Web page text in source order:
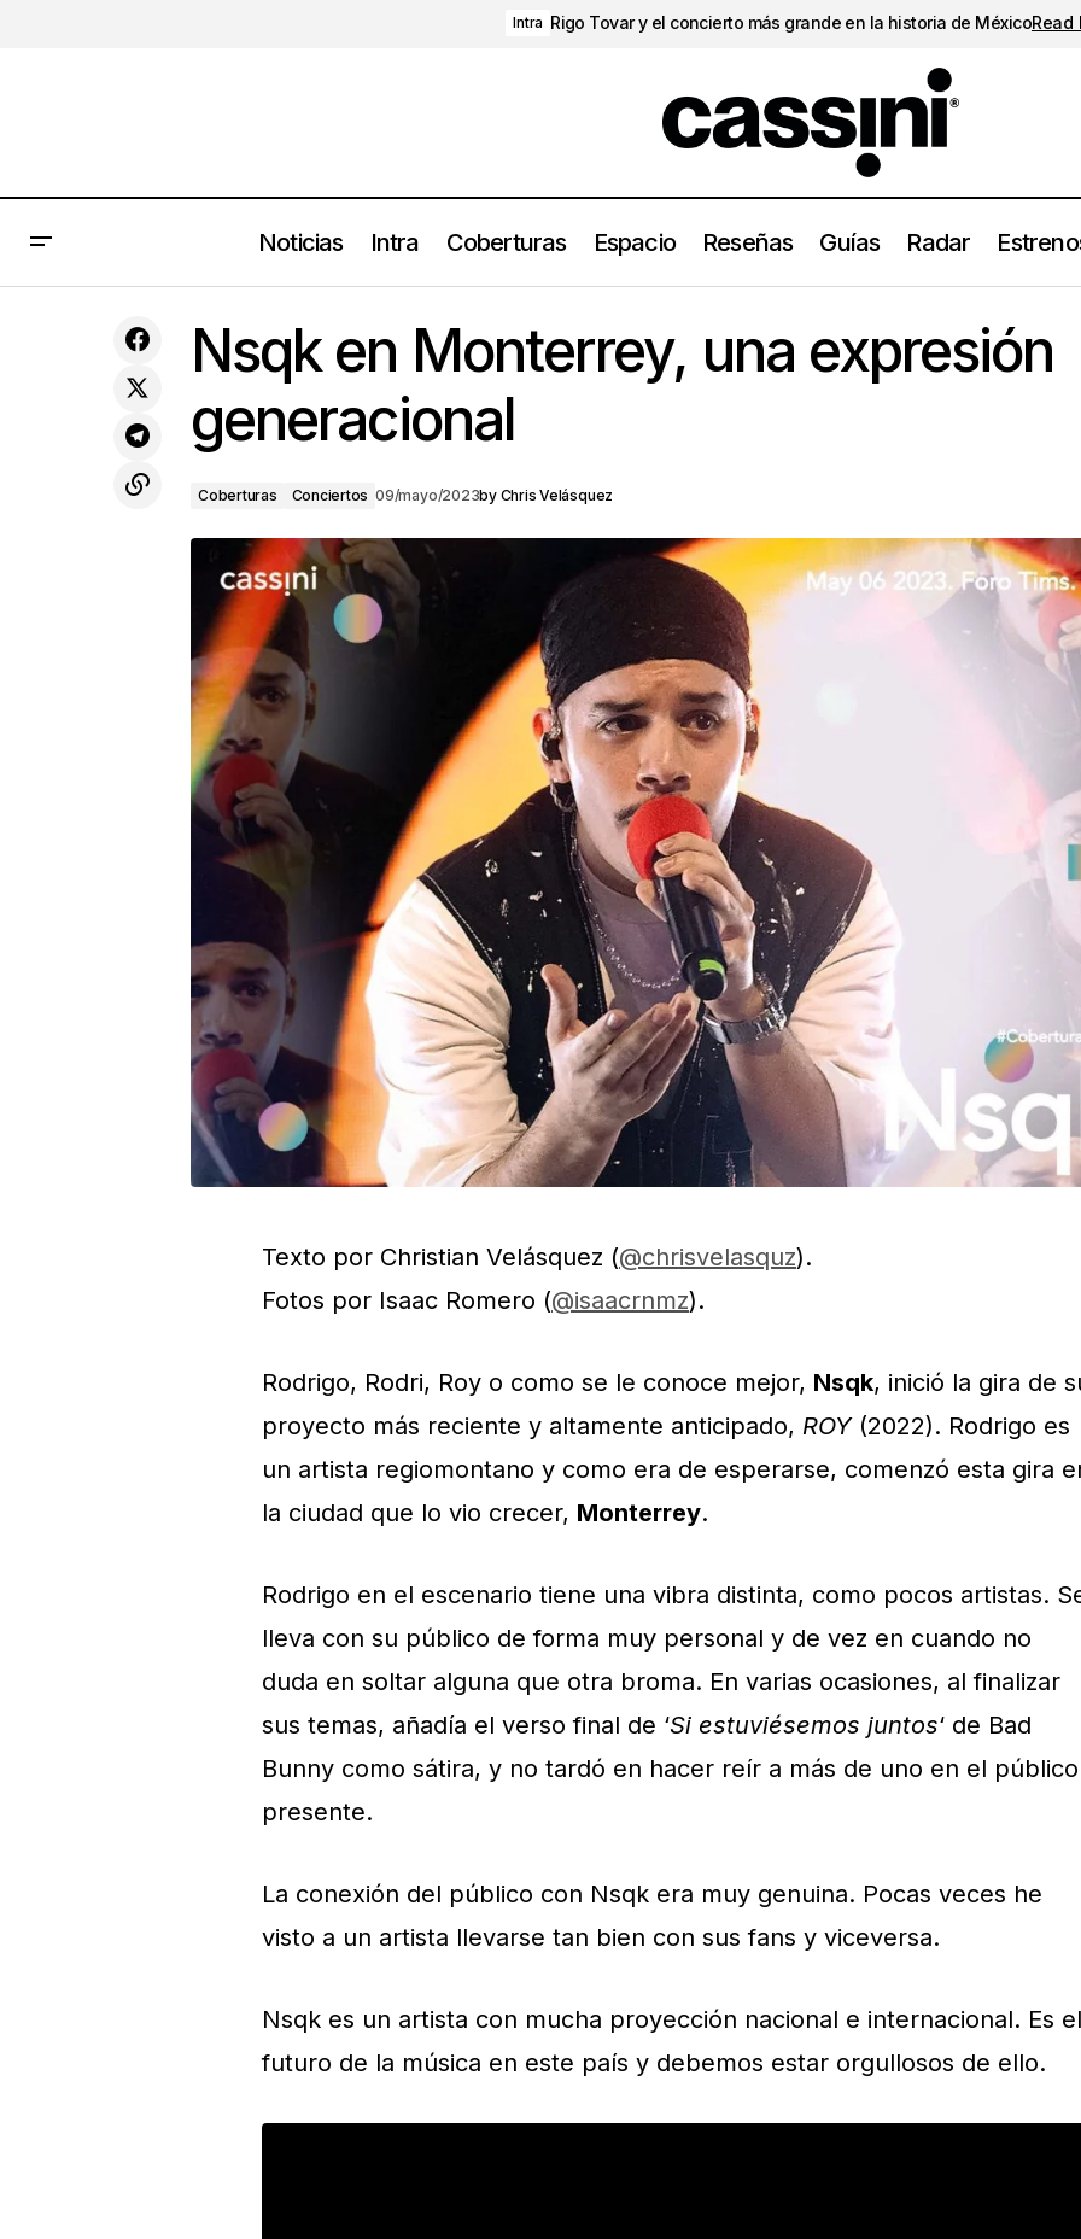
Intra Rigo Tovar y el concierto más grande en la historia de MéxicoRead
Noticias Intra Coberturas Espacio Reseñas Guías Radar
Diabólicos
Nsqk en Monterrey, una expresión
Nsqk en Monterrey, una expresión
generacional
Coberturas Conciertos 09/mayo/2023by Chris Velásquez
Texto por Christian Velásquez (@chrisvelasquz).
Fotos por Isaac Romero (@isaacrnmz).
Rodrigo, Rodri, Roy o como se le conoce mejor, Nsqk, inició la gira de
proyecto más reciente y altamente anticipado, ROY(2022). Rodrigo es
un artista regiomontano y como era de esperarse, comenzó esta gira
la ciudad que lo vio crecer, Monterrey.
Rodrigo en el escenario tiene una vibra distinta, como pocos artistas.
lleva con su público de forma muy personal y de vez en cuando no
duda en soltar alguna que otra broma. En varias ocasiones, al finalizar
sus temas, añadía el verso final de ‘Si estuviésemos juntos‘ de Bad
Bunny como sátira, y no tardó en hacer reír a más de uno en el público
presente.
La conexión del público con Nsqk era muy genuina. Pocas veces he
visto a un artista llevarse tan bien con sus fans y viceversa.
Nsqk es un artista con mucha proyección nacional e internacional. Es el
futuro de la música en este país y debemos estar orgullosos de ello.